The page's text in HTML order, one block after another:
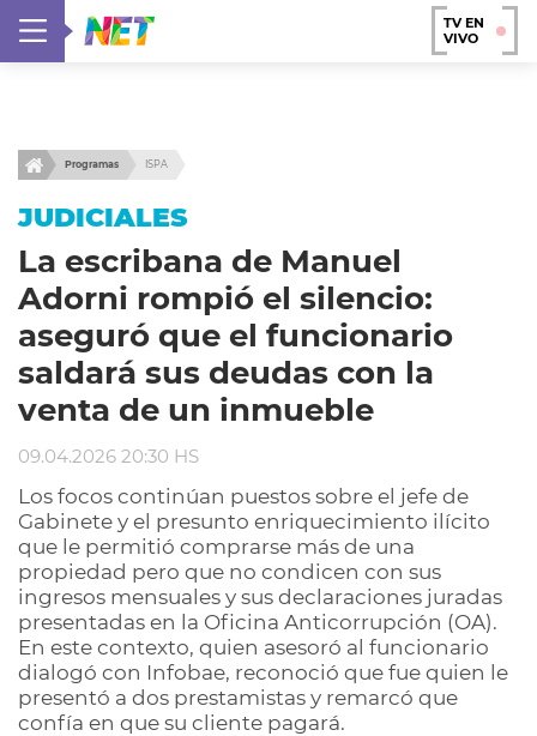
TV EN
VIVO
Programas ISPA
JUDICIALES
La escribana de Manuel
Adorni rompió el silencio:
aseguró que el funcionario
saldará sus deudas con la
venta de un inmueble
09.04.2026 20:30 HS
Los focos continúan puestos sobre el jefe de
Gabinete y el presunto enriquecimiento ilícito
que le permitió comprarse más de una
propiedad pero que no condicen con sus
ingresos mensuales y sus declaraciones juradas
presentadas en la Oficina Anticorrupción (OA).
En este contexto, quien asesoró al funcionario
dialogó con Infobae, reconoció que fue quien le
presentó a dos prestamistas y remarcó que
confía en que su cliente pagará.